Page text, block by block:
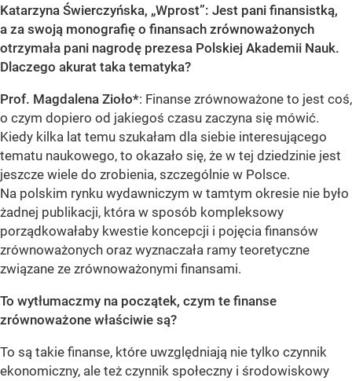
Katarzyna Świerczyńska, „Wprost”: Jest pani finansistką,
a za swoją monografię o finansach zrównoważonych
otrzymała pani nagrodę prezesa Polskiej Akademii Nauk.
Dlaczego akurat taka tematyka?
Prof. Magdalena Zioło*: Finanse zrównoważone to jest coś,
o czym dopiero od jakiegoś czasu zaczyna się mówić.
Kiedy kilka lat temu szukałam dla siebie interesującego
tematu naukowego, to okazało się, że w tej dziedzinie jest
jeszcze wiele do zrobienia, szczególnie w Polsce.
Na polskim rynku wydawniczym w tamtym okresie nie było
żadnej publikacji, która w sposób kompleksowy
porządkowałaby kwestie koncepcji i pojęcia finansów
zrównoważonych oraz wyznaczała ramy teoretyczne
związane ze zrównoważonymi finansami.
To wytłumaczmy na początek, czym te finanse
zrównoważone właściwie są?
To są takie finanse, które uwzględniają nie tylko czynnik
ekonomiczny, ale też czynnik społeczny i środowiskowy